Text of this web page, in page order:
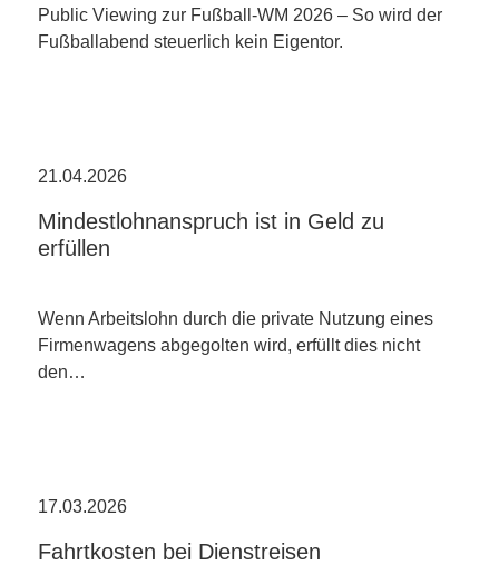
Public Viewing zur Fußball-WM 2026 – So wird der
Fußballabend steuerlich kein Eigentor.
21.04.2026
Mindestlohnanspruch ist in Geld zu
erfüllen
Wenn Arbeitslohn durch die private Nutzung eines
Firmenwagens abgegolten wird, erfüllt dies nicht
den…
17.03.2026
Fahrtkosten bei Dienstreisen